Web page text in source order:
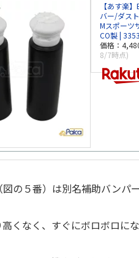
【あす楽
バー/ダス
Mスポーツ
CO製 |
価格：
8/7時点)
の５番）は別名補助バンパ
くなく、すぐにボロボロにな